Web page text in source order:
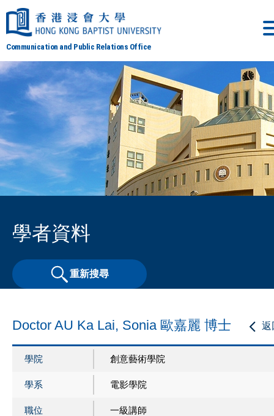
Communication and Public Relations Office
學者資料
重新搜尋
返
Doctor AU Ka Lai, Sonia 歐嘉麗 博士
學院 創意藝術學院
學系 電影學院
職位 一級講師